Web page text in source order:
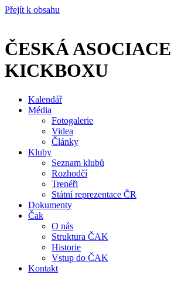
Přejít k obsahu
ČESKÁ ASOCIACE
KICKBOXU
Kalendář
Média
Fotogalerie
Videa
Články
Kluby
Seznam klubů
Rozhodčí
Trenéři
Státní reprezentace ČR
Dokumenty
Čak
O nás
Struktura ČAK
Historie
Vstup do ČAK
Kontakt